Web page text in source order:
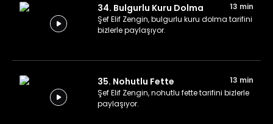
34. Bulgurlu Kuru Dolma
13 min
Şef Elif Zengin, bulgurlu kuru dolma tarifini
bizlerle paylaşıyor.
35. Nohutlu Fette
13 min
Şef Elif Zengin, nohutlu fette tarifini bizlerle
paylaşıyor.